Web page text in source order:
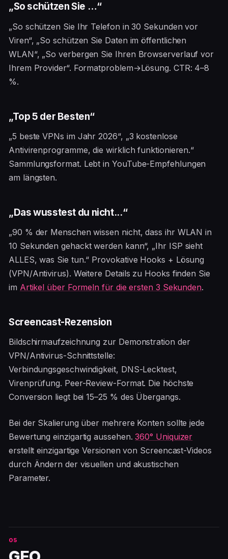
„So schützen Sie …“
„So schützen Sie Ihr Telefon in 30 Sekunden vor
Viren“, „So schützen Sie Daten im öffentlichen
WLAN“, „So verbergen Sie Ihren Browserverlauf vor
Ihrem Provider“. Formatproblem→Lösung. CTR: 4–8
%.
„Top 5 der Besten“
„5 beste VPNs im Jahr 2026“, „3 kostenlose
Antivirenprogramme, die wirklich funktionieren.“
Sammlungsformat. Lebt in YouTube-Empfehlungen
am längsten.
„Das wusstest du nicht...“
„90 % der Menschen wissen nicht, dass ihr WLAN in
10 Sekunden gehackt werden kann“, „Ihr ISP sieht
ALLES, was Sie tun.“ Provokative Hooks + Lösung
(VPN/Antivirus). Weitere Details zu Hooks finden Sie
im Artikel über Formeln für die ersten 3 Sekunden.
Screencast-Rezension
Bildschirmaufzeichnung zur Demonstration der
VPN/Antivirus-Schnittstelle:
Verbindungsgeschwindigkeit, DNS-Lecktest,
Virenprüfung. Peer-Review-Format. Die höchste
Conversion liegt bei 15–25 % des Übergangs.
Bei der Skalierung über mehrere Konten sollte jede
Bewertung einzigartig aussehen.360° Uniquizer
erstellt einzigartige Versionen von Screencast-Videos
durch Ändern der visuellen und akustischen
Parameter.